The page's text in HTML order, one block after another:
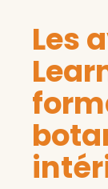
Les